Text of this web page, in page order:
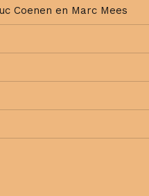
Coenen en Marc Mees